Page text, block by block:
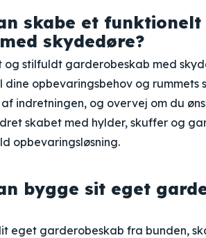
skabe et
skydedøre?
og stilfuldt garderobeskab med
dine opbevaringsbehov og
indretningen, og overvej om du
skabet med hylder, skuffer og
opbevaringsløsning.
bygge sit eget
eget garderobeskab fra bunden,